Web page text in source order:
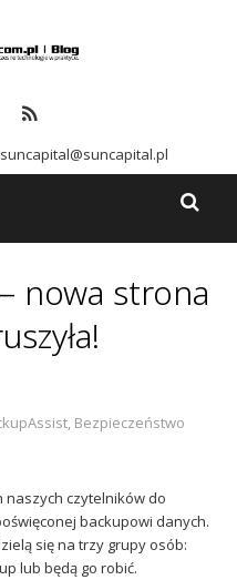
suncapital@suncapital.pl
nowa strona
, Bezpieczeństwo
czytelników do
backupowi danych.
się na trzy grupy osób:
lub będą go robić.